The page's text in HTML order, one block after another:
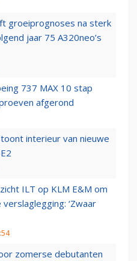
groeiprognoses na sterk
jaar 75 A320neo’s
737 MAX 10 stap
afgerond
interieur van nieuwe
ILT op KLM E&M om
‘Zwaar
zomerse debutanten